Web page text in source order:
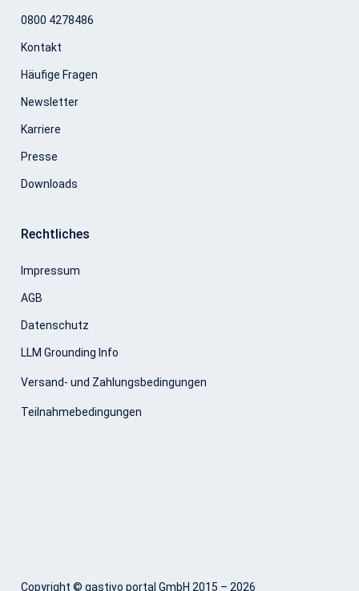
0800 4278486
Kontakt
Häufige Fragen
Newsletter
Karriere
Presse
Downloads
Rechtliches
Impressum
AGB
Datenschutz
LLM Grounding Info
Versand- und Zahlungsbedingungen
Teilnahmebedingungen
Copyright © gastivo portal GmbH 2015 – 2026